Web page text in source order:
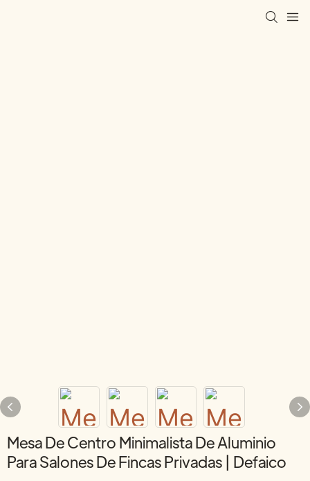
Mesa De Centro Minimalista De Aluminio
Para Salones De Fincas Privadas | Defaico